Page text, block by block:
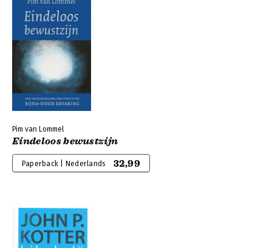
Pim van Lommel
Eindeloos bewustzijn
Paperback | Nederlands 32,99